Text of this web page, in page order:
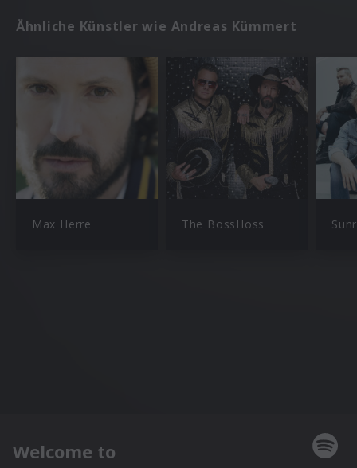
Ähnliche Künstler wie Andreas Kümmert
Max Herre The BossHoss